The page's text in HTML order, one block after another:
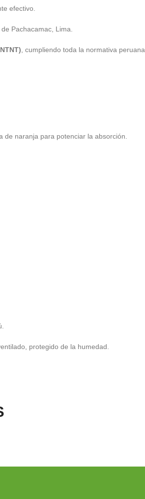
efectivo.
Pachacamac, Lima.
, cumpliendo toda la normativa peruana.
de naranja para potenciar la absorción.
protegido de la humedad.